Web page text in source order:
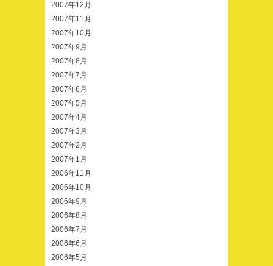
2007年12月
2007年11月
2007年10月
2007年9月
2007年8月
2007年7月
2007年6月
2007年5月
2007年4月
2007年3月
2007年2月
2007年1月
2006年11月
2006年10月
2006年9月
2006年8月
2006年7月
2006年6月
2006年5月